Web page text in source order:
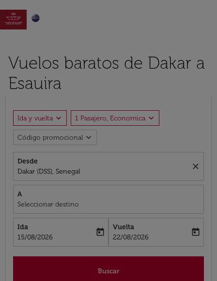

Vuelos baratos de Dakar a
Esauira
Ida y vuelta expand_more 1 Pasajero, Economica expand_more
Código promocional expand_more
Desde
Dakar (DSS), Senegal
close
A
Seleccionar destino
Ida
fc-booking-departure-date-aria-label
15/08/2026
today
Vuelta
fc-booking-return-date-aria-label
22/08/2026
today
Buscar